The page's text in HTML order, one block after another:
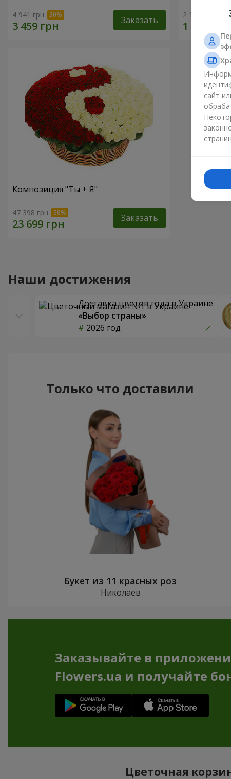
4 941 грн Заказать 2 187 грн
Композиция "Ты + Я"
47 398 грн Заказать
Наши достижения
Доставка цветов года в Украине
«Выбор страны»
2026 год
Только что доставили
Букет из 11 красных роз
Николаев
Заказывайте в
Flowers.ua и получайте
Цветочная
сайт